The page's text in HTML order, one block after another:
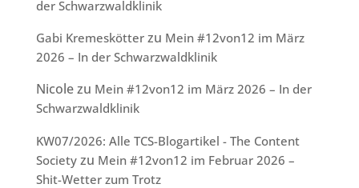
der Schwarzwaldklinik
Gabi Kremeskötterzu Mein #12von12 im März
2026 – In der Schwarzwaldklinik
Nicolezu Mein #12von12 im März 2026 – In der
Schwarzwaldklinik
KW07/2026: Alle TCS-Blogartikel - The Content
Societyzu Mein #12von12 im Februar 2026 –
Shit-Wetter zum Trotz